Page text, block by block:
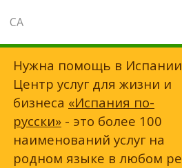
СА
Нужна помощь в
Центр услуг для жизни и
бизнеса «Испания по-
русски» - это более 100
наименований услуг на
родном языке в любом